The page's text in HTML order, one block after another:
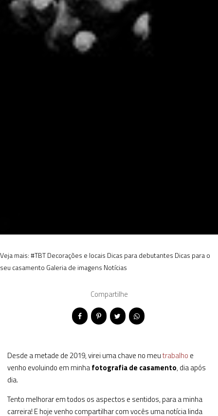
Veja mais:#TBTDecorações e locais Dicas para debutantes Dicas para o
seu casamento Galeria de imagens Notícias
Compartilhe
Desde a metade de 2019, virei uma chave no meutrabalho e
venho evoluindo em minhafotografia de casamento, dia após
dia.
Tento melhorar em todos os aspectos e sentidos, para a minha
carreira! E hoje venho compartilhar com vocês uma notícia linda